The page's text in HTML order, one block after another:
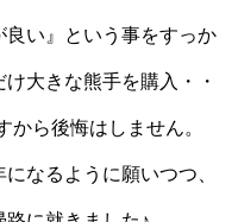
い』という事をすっか
大きな熊手を購入・・
から後悔はしません。
なるように願いつつ、